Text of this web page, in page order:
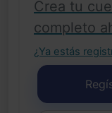
Crea tu
completo
¿Ya estás